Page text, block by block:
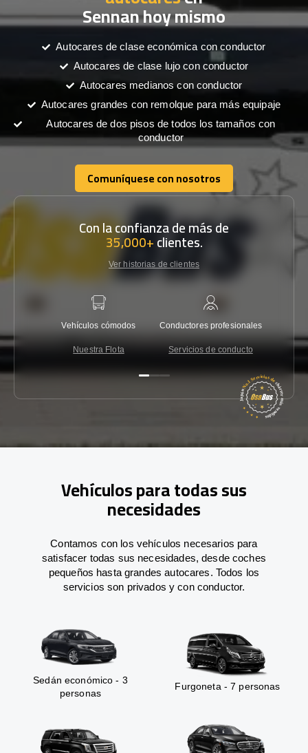
Sennan hoy mismo
Autocares de clase económica con conductor
Autocares de clase lujo con conductor
Autocares medianos con conductor
Autocares grandes con remolque para más equipaje
Autocares de dos pisos de todos los tamaños con
conductor
Comuníquese con nosotros
Comuníquese con nosotros
Con la confianza de más de
35,000+clientes.
Ver historias de clientes
Vehículos cómodos
Nuestra Flota
Conductores profesionales
Servicios de conducto
Vehículos para todas sus
necesidades
Contamos con los vehículos necesarios para
satisfacer todas sus necesidades, desde coches
pequeños hasta grandes autocares. Todos los
servicios son privados y con conductor.
Sedán económico - 3
personas
Furgoneta - 7 personas